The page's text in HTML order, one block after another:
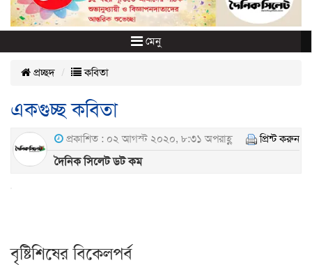
মেনু
প্রচ্ছদ কবিতা
একগুচ্ছ কবিতা
প্রকাশিত : ০২ আগস্ট ২০২০, ৮:৩১ অপরাহ্ণ প্রিন্ট করুন
দৈনিক সিলেট ডট কম
বৃষ্টিশিষের বিকেলপর্ব